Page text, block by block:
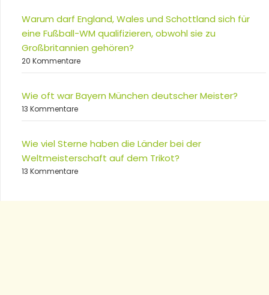
Warum darf England, Wales und Schottland sich für
eine Fußball-WM qualifizieren, obwohl sie zu
Großbritannien gehören?
20 Kommentare
Wie oft war Bayern München deutscher Meister?
13 Kommentare
Wie viel Sterne haben die Länder bei der
Weltmeisterschaft auf dem Trikot?
13 Kommentare